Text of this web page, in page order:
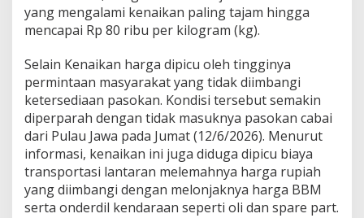
a
h
a
h
a
n
P
o
k
o
k
d
yang mengalami kenaikan paling tajam hingga
mencapai Rp 80 ribu per kilogram (kg).
Selain Kenaikan harga dipicu oleh tingginya
permintaan masyarakat yang tidak diimbangi
ketersediaan pasokan. Kondisi tersebut semakin
diperparah dengan tidak masuknya pasokan cabai
dari Pulau Jawa pada Jumat (12/6/2026). Menurut
informasi, kenaikan ini juga diduga dipicu biaya
transportasi lantaran melemahnya harga rupiah
yang diimbangi dengan melonjaknya harga BBM
serta onderdil kendaraan seperti oli dan spare part.